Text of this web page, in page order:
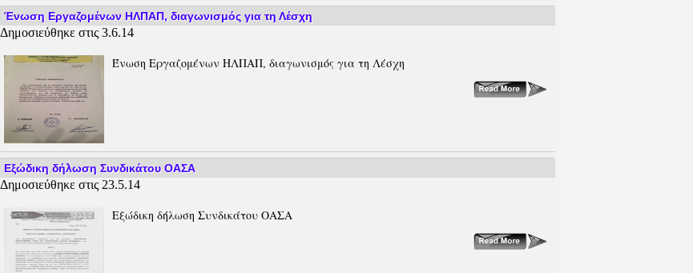
Ένωση Εργαζομένων ΗΛΠΑΠ, διαγωνισμός για τη Λέσχη
Δημοσιεύθηκε στις 3.6.14
Ένωση Εργαζομένων ΗΛΠΑΠ, διαγωνισμός για τη Λέσχη
Εξώδικη δήλωση Συνδικάτου ΟΑΣΑ
Δημοσιεύθηκε στις 23.5.14
Εξώδικη δήλωση Συνδικάτου ΟΑΣΑ